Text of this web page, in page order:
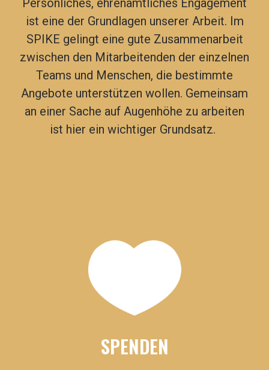
Persönliches, ehrenamtliches Engagement
ist eine der Grundlagen unserer Arbeit. Im
SPIKE gelingt eine gute Zusammenarbeit
zwischen den Mitarbeitenden der einzelnen
Teams und Menschen, die bestimmte
Angebote unterstützen wollen. Gemeinsam
an einer Sache auf Augenhöhe zu arbeiten
ist hier ein wichtiger Grundsatz.
SPENDEN